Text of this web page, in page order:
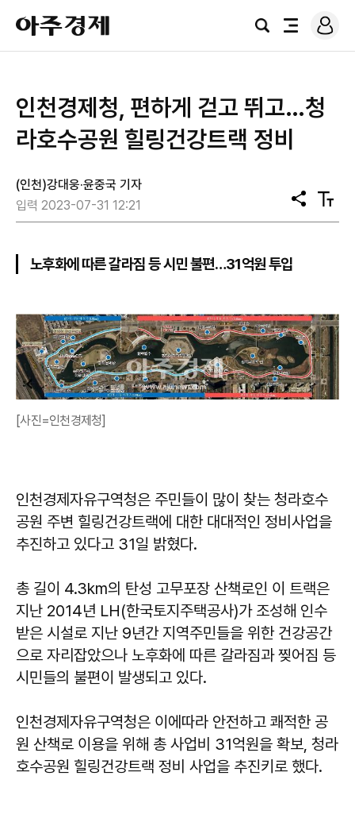
아
주
경
검
전
로
그
인천경제청, 편하게 걷고 뛰고…청
라호수공원 힐링건강트랙 정비
(인천)강대웅·윤중국 기자
입력 2023-07-31 12:21
공
유
텍
스
노후화에 따른 갈라짐 등 시민 불편…31억원 투입
[사진=인천경제청]
인천경제자유구역청은 주민들이 많이 찾는 청라호수
공원 주변 힐링건강트랙에 대한 대대적인 정비사업을
추진하고 있다고 31일 밝혔다.
총 길이 4.3km의 탄성 고무포장 산책로인 이 트랙은
지난 2014년 LH(한국토지주택공사)가 조성해 인수
받은 시설로 지난 9년간 지역주민들을 위한 건강공간
으로 자리잡았으나 노후화에 따른 갈라짐과 찢어짐 등
시민들의 불편이 발생되고 있다.
인천경제자유구역청은 이에따라 안전하고 쾌적한 공
원 산책로 이용을 위해 총 사업비 31억원을 확보, 청라
호수공원 힐링건강트랙 정비 사업을 추진키로 했다.